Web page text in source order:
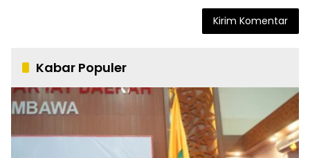
Kabar Populer